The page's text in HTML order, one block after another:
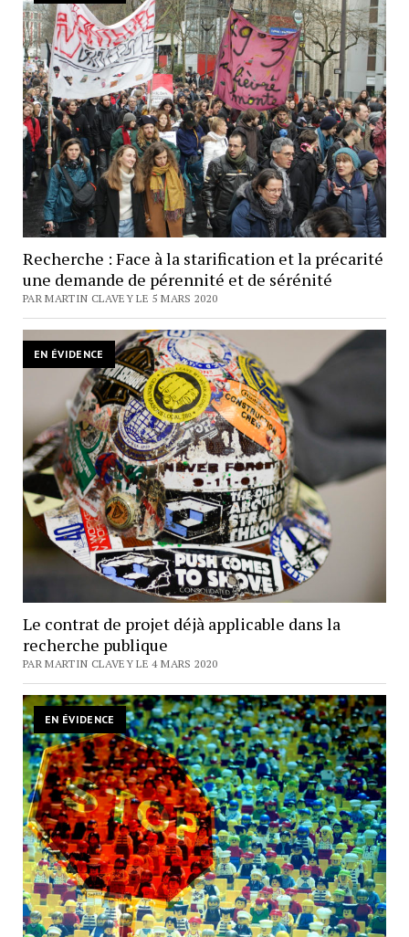
Recherche : Face à la starification et la précarité
une demande de pérennité et de sérénité
PAR MARTIN CLAVEY LE 5 MARS 2020
EN ÉVIDENCE
Le contrat de projet déjà applicable dans la
recherche publique
PAR MARTIN CLAVEY LE 4 MARS 2020
EN ÉVIDENCE